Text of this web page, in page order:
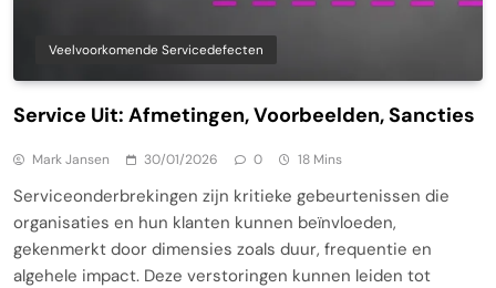
Veelvoorkomende Servicedefecten
Service Uit: Afmetingen, Voorbeelden, Sancties
Mark Jansen 30/01/2026 0 18 Mins
Serviceonderbrekingen zijn kritieke gebeurtenissen die
organisaties en hun klanten kunnen beïnvloeden,
gekenmerkt door dimensies zoals duur, frequentie en
algehele impact. Deze verstoringen kunnen leiden tot